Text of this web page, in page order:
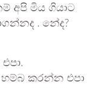
අපි මිය ගියාට
. නේද?
හම්බ කරන්න එපා